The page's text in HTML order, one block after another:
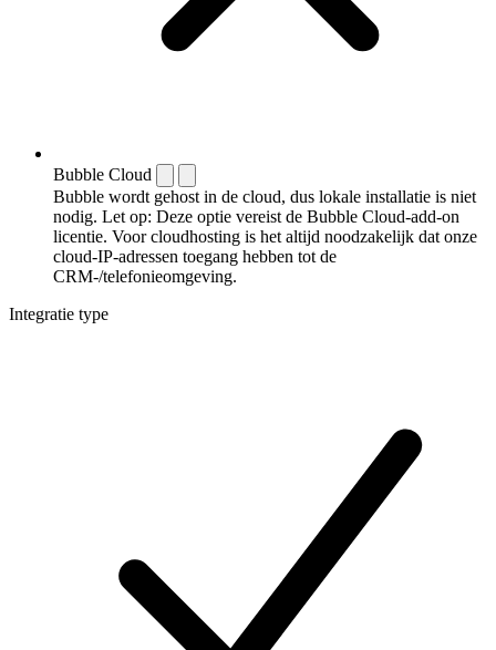
Bubble Cloud
Bubble wordt gehost in de cloud, dus lokale installatie is niet
nodig. Let op: Deze optie vereist de Bubble Cloud-add-on
licentie. Voor cloudhosting is het altijd noodzakelijk dat onze
cloud-IP-adressen toegang hebben tot de
CRM-/telefonieomgeving.
Integratie type